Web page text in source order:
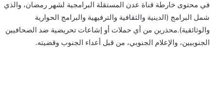
في محتوى خارطة قناة عدن المستقلة البرامجية لشهر رمضان، والذي
شمل البرامج (الدينية والثقافية والترفيهية والبرامج الحوارية
والوثائقية).محذرين من أي حملات أو إشاعات تحريضية ضد الصحافيين
الجنوبيين، والإعلام الجنوبي، من قبل أعداء الجنوب وقضيته.